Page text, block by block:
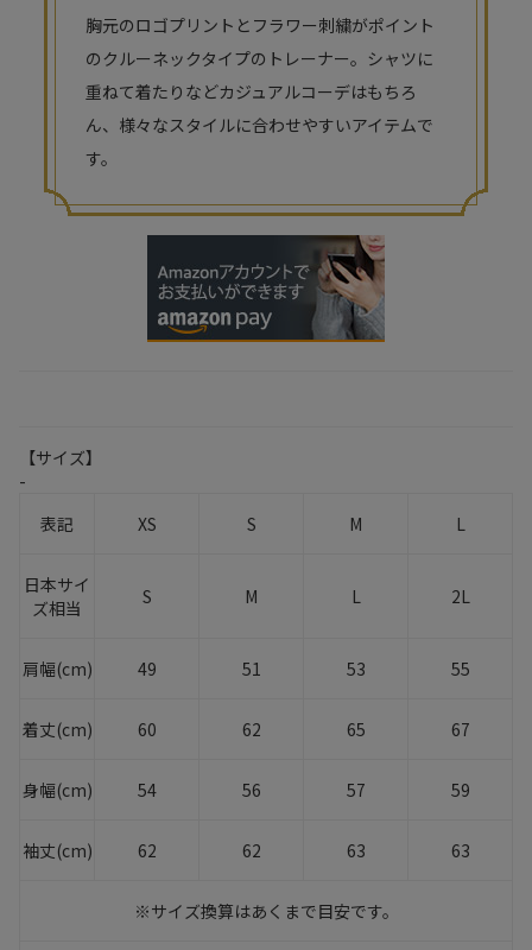
胸元のロゴプリントとフラワー刺繍がポイント
のクルーネックタイプのトレーナー。シャツに
重ねて着たりなどカジュアルコーデはもちろ
ん、様々なスタイルに合わせやすいアイテムで
す。
【サイズ】
-
表記
XS S M L
日本サイ
ズ相当
S M L 2L
肩幅(cm) 49 51 53 55
着丈(cm) 60 62 65 67
身幅(cm) 54 56 57 59
袖丈(cm) 62 62 63 63
※サイズ換算はあくまで目安です。